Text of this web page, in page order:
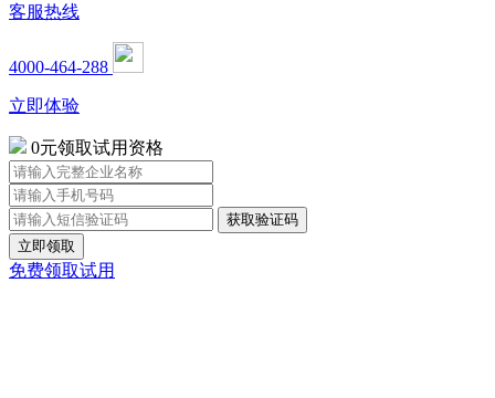
客服热线
4000-464-288
立即体验
0元领取试用资格
立即领取
免费领取试用